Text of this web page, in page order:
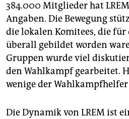
384.000 Mitglieder hat
Angaben. Die Bewegung
die lokalen Komitees, die
überall gebildet worden
Gruppen wurde viel
den Wahlkampf gearbeitet.
wenige der
Die Dynamik von LREM ist